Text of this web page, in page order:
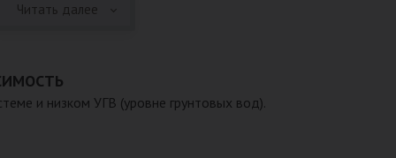
коррозии, устойчивость к
исчисляется десятками лет. 4.
устанавливается на подготовленном месте в
обслуживания.В ассортименте продукции,
Читать далее
и низком УГВ (уровне грунтовых вод).